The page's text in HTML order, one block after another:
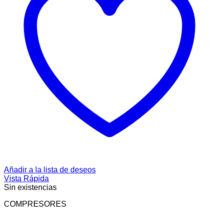
Añadir a la lista de deseos
Vista Rápida
Sin existencias
COMPRESORES